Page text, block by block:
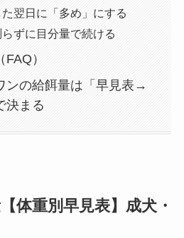
翌日に「多め」にする
ずに目分量で続ける
）
ンの給餌量は「早見表→
決まる
体重別早見表】成犬・